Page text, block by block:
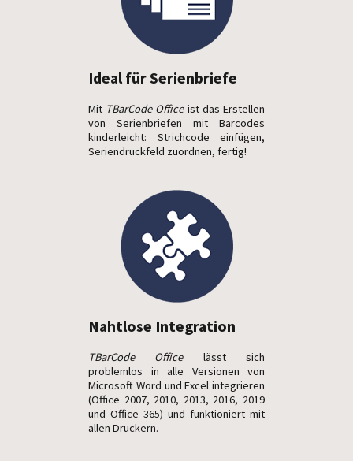
Ideal für Serienbriefe
Mit TBarCode Officeist das Erstellen
von Serienbriefen mit Barcodes
kinderleicht: Strichcode einfügen,
Serien­druck­feld zuordnen, fertig!
Nahtlose Integration
TBarCode Officelässt sich
problemlos in alle Versionen von
Microsoft Word und Excel integrieren
(Office 2007, 2010, 2013, 2016, 2019
und Office 365) und funktioniert mit
allen Druckern.